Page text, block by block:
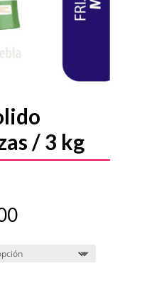
/ 3 kg
Rango
precios:
desde